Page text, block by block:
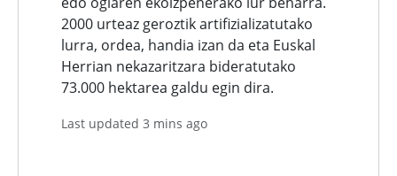
2000 urteaz geroztik artifizializatutako
lurra, ordea, handia izan da eta Euskal
Herrian nekazaritzara bideratutako
73.000 hektarea galdu egin dira.
Last updated 3 mins ago